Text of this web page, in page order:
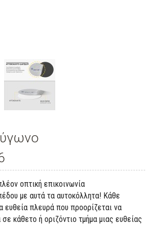
οπτική επικοινωνία
με αυτά τα αυτοκόλλητα! Κάθε
ευθεία πλευρά που προορίζεται να
κάθετο ή οριζόντιο τμήμα μιας ευθείας